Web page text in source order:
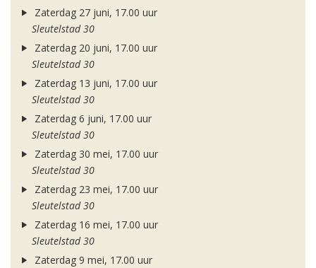
Zaterdag 27 juni, 17.00 uur
Sleutelstad 30
Zaterdag 20 juni, 17.00 uur
Sleutelstad 30
Zaterdag 13 juni, 17.00 uur
Sleutelstad 30
Zaterdag 6 juni, 17.00 uur
Sleutelstad 30
Zaterdag 30 mei, 17.00 uur
Sleutelstad 30
Zaterdag 23 mei, 17.00 uur
Sleutelstad 30
Zaterdag 16 mei, 17.00 uur
Sleutelstad 30
Zaterdag 9 mei, 17.00 uur